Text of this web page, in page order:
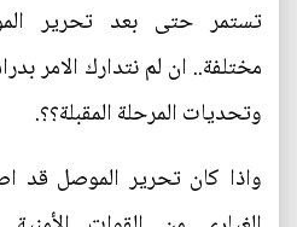
تستمر حتى بعد تحرير
مختلفة.. ان لم نتدارك الامر
وتحديات المرحلة المقبلة؟؟.
واذا كان تحرير الموصل